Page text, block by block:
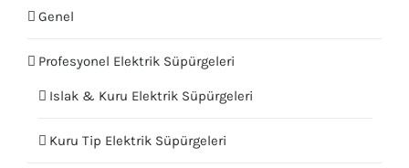
Genel
Profesyonel Elektrik Süpürgeleri
Islak & Kuru Elektrik Süpürgeleri
Kuru Tip Elektrik Süpürgeleri